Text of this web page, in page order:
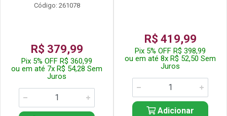
Código: 261078
R$ 379,99
Pix 5% OFF R$ 360,99
ou em até 7x R$ 54,28 Sem
Juros
R$ 419,99
Pix 5% OFF R$ 398,99
ou em até 8x R$ 52,50 Sem
Juros
Adicionar